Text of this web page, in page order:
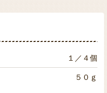
１／４個
５０ｇ